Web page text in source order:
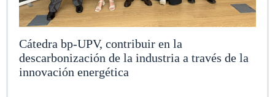
Cátedra bp-UPV, contribuir en la
descarbonización de la industria a través de la
innovación energética